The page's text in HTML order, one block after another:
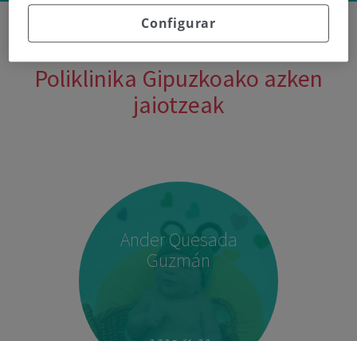
Poliklinika Gipuzkoako azken
jaiotzeak
Ander Quesada
Guzmán
Configurar